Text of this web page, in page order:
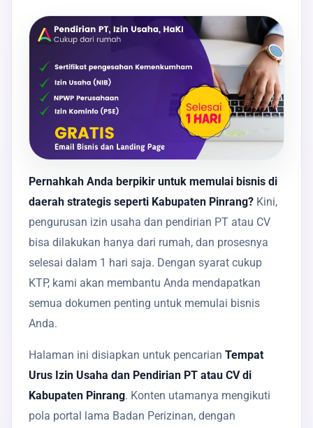
Pernahkah Anda berpikir untuk memulai bisnis di
daerah strategis seperti Kabupaten Pinrang? Kini,
pengurusan izin usaha dan pendirian PT atau CV
bisa dilakukan hanya dari rumah, dan prosesnya
selesai dalam 1 hari saja. Dengan syarat cukup
KTP, kami akan membantu Anda mendapatkan
semua dokumen penting untuk memulai bisnis
Anda.
Halaman ini disiapkan untuk pencarian Tempat
Urus Izin Usaha dan Pendirian PT atau CV di
Kabupaten Pinrang. Konten utamanya mengikuti
pola portal lama Badan Perizinan, dengan